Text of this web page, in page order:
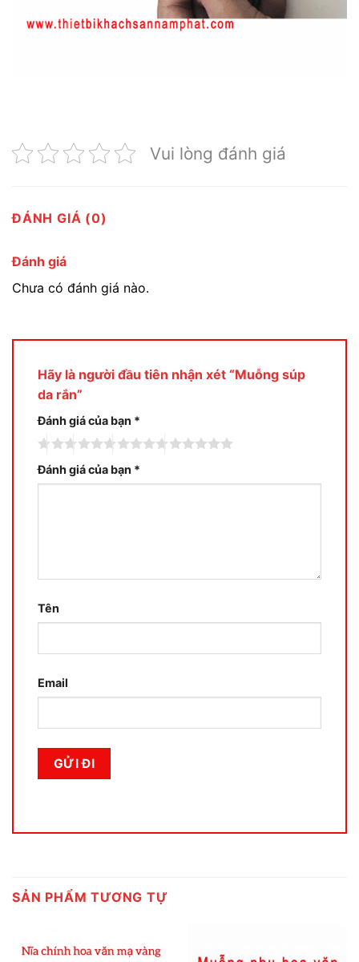
Vui lòng đánh giá
ĐÁNH GIÁ (0)
Đánh giá
Chưa có đánh giá nào.
Hãy là người đầu tiên nhận xét “Muỗng súp
da rắn”
Đánh giá của bạn *
Đánh giá của bạn *
Tên
Email
SẢN PHẨM TƯƠNG TỰ